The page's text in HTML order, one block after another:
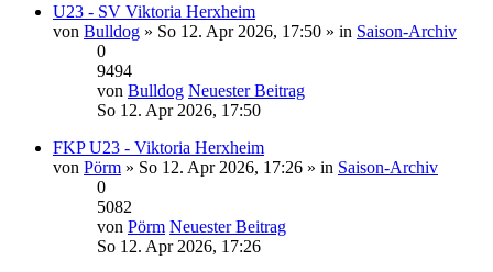
U23 - SV Viktoria Herxheim
von Bulldog » So 12. Apr 2026, 17:50 » in Saison-Archiv
0
9494
von Bulldog Neuester Beitrag
So 12. Apr 2026, 17:50
FKP U23 - Viktoria Herxheim
von Pörm » So 12. Apr 2026, 17:26 » in Saison-Archiv
0
5082
von Pörm Neuester Beitrag
So 12. Apr 2026, 17:26